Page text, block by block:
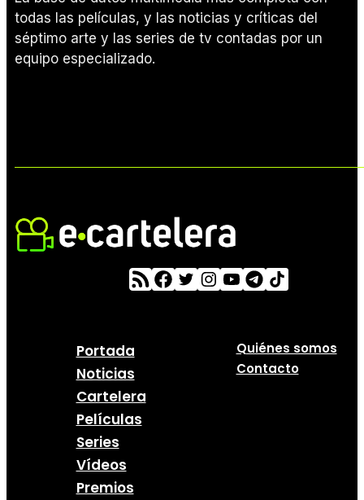
todas las películas, y las noticias y críticas del
séptimo arte y las series de tv contadas por un
equipo especializado.
Portada
Noticias
Cartelera
Películas
Series
Vídeos
Premios
Quiénes somos
Contacto